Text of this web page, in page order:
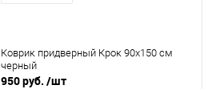
Коврик придверный Крок 90x150 см
черный
950 руб. /шт